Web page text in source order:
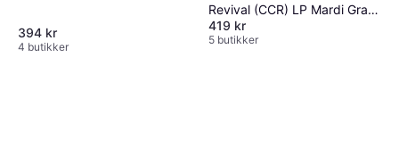
394 kr
4 butikker
Revival (CCR) LP Mardi Gras
(CCR) (Vinyl)
419 kr
5 butikker